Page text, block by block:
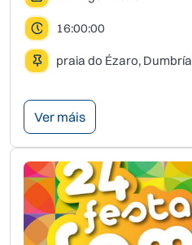
16:00:00
praia do Ézaro, Dumbría
Ver máis